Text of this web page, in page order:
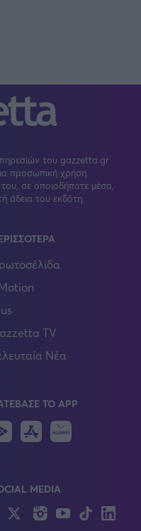
του gazzetta.gr
προσωπική χρήση.
σε οποιοδήποτε μέσο,
άδεια του εκδότη.
TV
Νέα
ΤΟ APP
Android
IOS
MEDIA
FacebookTwitterInstagram
YouTubeTikTok